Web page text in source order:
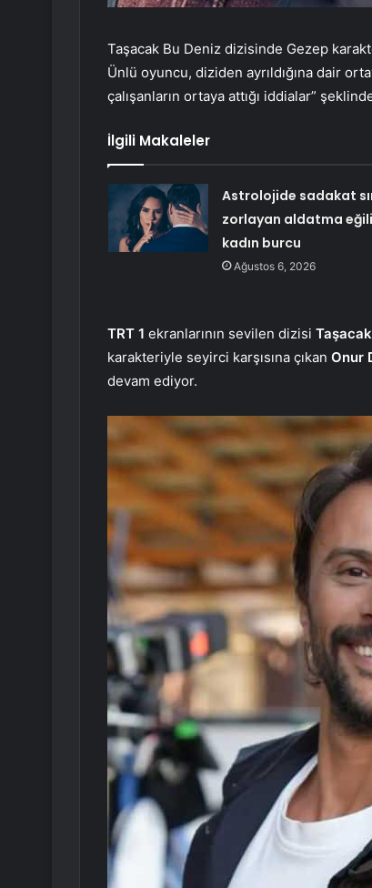
Taşacak Bu Deniz dizisinde Gezep
Ünlü oyuncu, diziden ayrıldığına dair
çalışanların ortaya attığı iddialar”
İlgili Makaleler
Astrolojide sadakat
zorlayan aldatma
kadın burcu
Ağustos 6, 2026
TRT 1 ekranlarının sevilen dizisi
karakteriyle seyirci karşısına çıkan Onur
devam ediyor.